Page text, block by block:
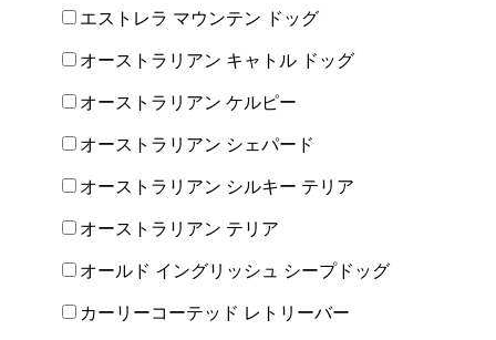
エストレラ マウンテン ドッグ
オーストラリアン キャトル ドッグ
オーストラリアン ケルピー
オーストラリアン シェパード
オーストラリアン シルキー テリア
オーストラリアン テリア
オールド イングリッシュ シープドッグ
カーリーコーテッド レトリーバー